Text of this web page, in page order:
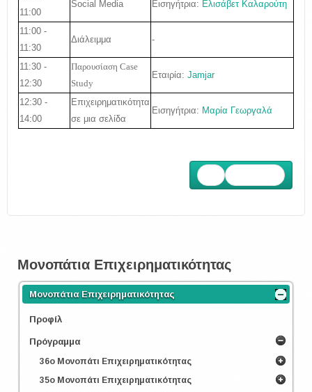
11:00
Social Media Εισηγήτρια: Ελισάβετ Καλαρούτη
11:00 -
11:30
Διάλειμμα -
11:30 -
12:30
Παρουσίαση Case
Study
Εταιρία: Jamjar
12:30 -
14:00
Επιχειρηματικότητα
σε μια σελίδα
Εισηγήτρια: Μαρία Γεωργαλά
Μονοπάτια Επιχειρηματικότητας
Μονοπάτια Επιχειρηματικότητας
Προφίλ
Πρόγραμμα
36ο Μονοπάτι Επιχειρηματικότητας
35ο Μονοπάτι Επιχειρηματικότητας